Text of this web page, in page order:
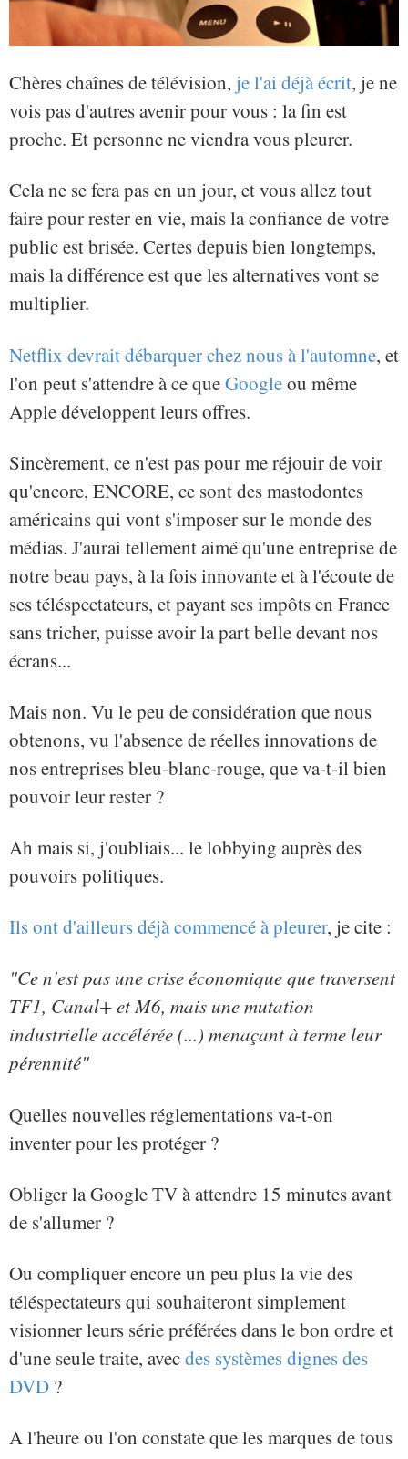
Chères chaînes de télévision, je l'ai déjà écrit, je ne
vois pas d'autres avenir pour vous : la fin est
proche. Et personne ne viendra vous pleurer.
Cela ne se fera pas en un jour, et vous allez tout
faire pour rester en vie, mais la confiance de votre
public est brisée. Certes depuis bien longtemps,
mais la différence est que les alternatives vont se
multiplier.
Netflix devrait débarquer chez nous à l'automne, et
l'on peut s'attendre à ce queGoogleou même
Apple développent leurs offres.
Sincèrement, ce n'est pas pour me réjouir de voir
qu'encore, ENCORE, ce sont des mastodontes
américains qui vont s'imposer sur le monde des
médias. J'aurai tellement aimé qu'une entreprise de
notre beau pays, à la fois innovante et à l'écoute de
ses téléspectateurs, et payant ses impôts en France
sans tricher, puisse avoir la part belle devant nos
écrans...
Mais non. Vu le peu de considération que nous
obtenons, vu l'absence de réelles innovations de
nos entreprises bleu-blanc-rouge, que va-t-il bien
pouvoir leur rester ?
Ah mais si, j'oubliais... le lobbying auprès des
pouvoirs politiques.
Ils ont d'ailleurs déjà commencé à pleurer, je cite :
"Ce n'est pas une crise économique que traversent
TF1, Canal+ et M6, mais une mutation
industrielle accélérée (...) menaçant à terme leur
pérennité"
Quelles nouvelles réglementations va-t-on
inventer pour les protéger ?
Obliger la Google TV à attendre 15 minutes avant
de s'allumer ?
Ou compliquer encore un peu plus la vie des
téléspectateurs qui souhaiteront simplement
visionner leurs série préférées dans le bon ordre et
d'une seule traite, avecdes systèmes dignes des
DVD ?
A l'heure ou l'on constate que les marques de tous